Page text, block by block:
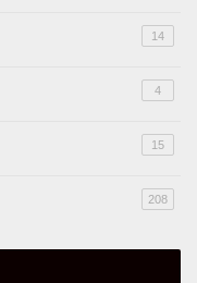
14
4
15
208